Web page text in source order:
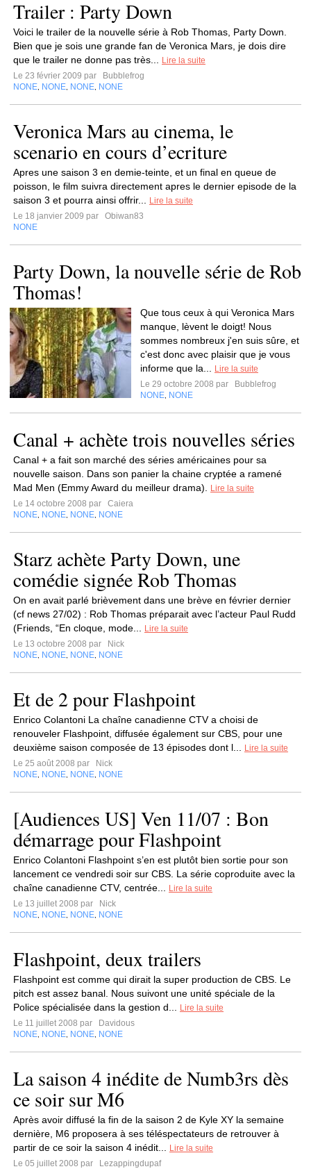
Trailer : Party Down
Voici le trailer de la nouvelle série à Rob Thomas, Party Down.
Bien que je sois une grande fan de Veronica Mars, je dois dire
que le trailer ne donne pas très...
Lire la suite
Le 23 février 2009 par
Bubblefrog
NONE NONE NONE NONE
Veronica Mars au cinema, le
scenario en cours d’ecriture
Apres une saison 3 en demie-teinte, et un final en queue de
poisson, le film suivra directement apres le dernier episode de la
saison 3 et pourra ainsi offrir...
Lire la suite
Le 18 janvier 2009 par
Obiwan83
NONE
Party Down, la nouvelle série de Rob
Thomas!
Que tous ceux à qui Veronica Mars
manque, lèvent le doigt! Nous
sommes nombreux j'en suis sûre, et
c'est donc avec plaisir que je vous
informe que la...
Lire la suite
Le 29 octobre 2008 par
Bubblefrog
NONE NONE
Canal + achète trois nouvelles séries
Canal + a fait son marché des séries américaines pour sa
nouvelle saison. Dans son panier la chaine cryptée a ramené
Mad Men (Emmy Award du meilleur drama).
Lire la suite
Le 14 octobre 2008 par
Caiera
NONE NONE NONE NONE
Starz achète Party Down, une
comédie signée Rob Thomas
On en avait parlé brièvement dans une brève en février dernier
(cf news 27/02) : Rob Thomas préparait avec l’acteur Paul Rudd
(Friends, “En cloque, mode...
Lire la suite
Le 13 octobre 2008 par
Nick
NONE NONE NONE NONE
Et de 2 pour Flashpoint
Enrico Colantoni La chaîne canadienne CTV a choisi de
renouveler Flashpoint, diffusée également sur CBS, pour une
deuxième saison composée de 13 épisodes dont l...
Lire la suite
Le 25 août 2008 par
Nick
NONE NONE NONE NONE
[Audiences US] Ven 11/07 : Bon
démarrage pour Flashpoint
Enrico Colantoni Flashpoint s’en est plutôt bien sortie pour son
lancement ce vendredi soir sur CBS. La série coproduite avec la
chaîne canadienne CTV, centrée...
Lire la suite
Le 13 juillet 2008 par
Nick
NONE NONE NONE NONE
Flashpoint, deux trailers
Flashpoint est comme qui dirait la super production de CBS. Le
pitch est assez banal. Nous suivont une unité spéciale de la
Police spécialisée dans la gestion d...
Lire la suite
Le 11 juillet 2008 par
Davidous
NONE NONE NONE NONE
La saison 4 inédite de Numb3rs dès
ce soir sur M6
Après avoir diffusé la fin de la saison 2 de Kyle XY la semaine
dernière, M6 proposera à ses téléspectateurs de retrouver à
partir de ce soir la saison 4 inédit...
Lire la suite
Le 05 juillet 2008 par
Lezappingdupaf